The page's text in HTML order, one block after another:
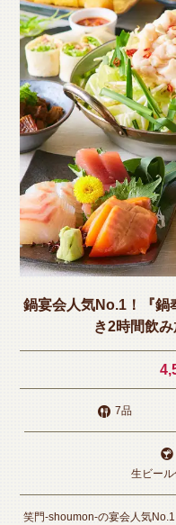
鍋宴会人気No.1！『鍋
き2時間飲
7品
生ビー
笑門-shoumon-の宴会人気